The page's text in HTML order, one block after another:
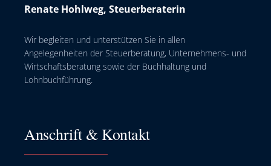
Renate Hohlweg, Steuerberaterin
Wir begleiten und unterstützen Sie in allen
Angelegenheiten der Steuerberatung, Unternehmens- und
Wirtschaftsberatung sowie der Buchhaltung und
Lohnbuchführung.
Anschrift & Kontakt